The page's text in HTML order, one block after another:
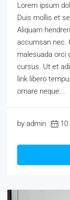
Lorem ipsum
Duis mollis et
Aliquam
accumsan nec.
malesuada orci
cursus. Ut et
link libero
ornare neque...
by admin 10